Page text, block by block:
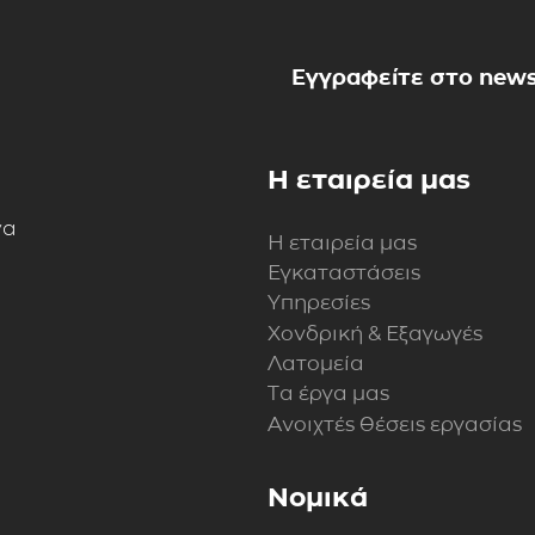
Εγγραφείτε στο
Η εταιρεία μας
Η εταιρεία μας
Εγκαταστάσεις
Υπηρεσίες
Χονδρική & Εξαγωγές
Λατομεία
Τα έργα μας
Ανοιχτές θέσεις εργασίας
Νομικά